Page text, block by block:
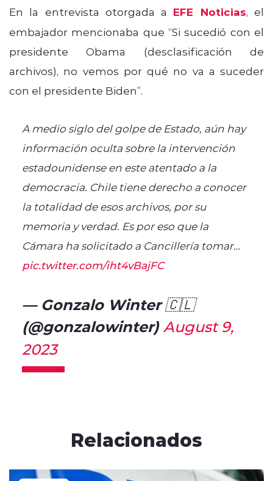
En la entrevista otorgada a EFE Noticias, el
embajador mencionaba que “Si sucedió con el
presidente Obama (desclasificación de
archivos), no vemos por qué no va a suceder
con el presidente Biden”.
A medio siglo del golpe de Estado, aún hay
información oculta sobre la intervención
estadounidense en este atentado a la
democracia. Chile tiene derecho a conocer
la totalidad de esos archivos, por su
memoria y verdad. Es por eso que la
Cámara ha solicitado a Cancillería tomar…
pic.twitter.com/iht4vBajFC
— Gonzalo Winter 🇨🇱
(@gonzalowinter) August 9,
2023
Relacionados